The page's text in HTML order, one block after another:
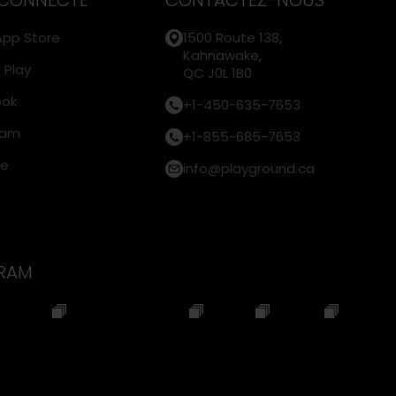
points.
à 19h00 (9 tirages)
s'effectue en jouant au
Store
1500 Route 138,
Kahnawake,
QC J0L 1B0
+1-450-635-7653
+1-855-685-7653
info@playground.ca